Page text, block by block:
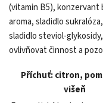
(vitamin B5), konzervant
aroma, sladidlo
sladidlo steviol-
ovlivňovat činnost a
Příchuť: citron,
višeň